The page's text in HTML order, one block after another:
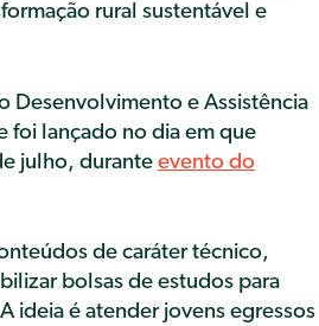
rural sustentável e
Desenvolvimento e Assistência
foi lançado no dia em que
julho, duranteevento do
de caráter técnico,
bolsas de estudos para
ideia é atender jovens egressos